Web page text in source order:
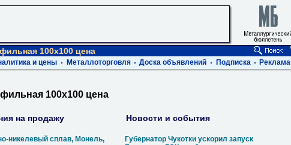
100х100 цена
и цены Металлоторговля Доска объявлений Подписка Реклама
100х100 цена
на продажу
никелевый сплав, Монель,
Новости и события
Губернатор Чукотки ускорил запуск